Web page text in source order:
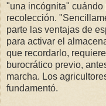
"una incógnita"
recolección.
parte las ventajas de
para activar el
que recordarlo,
burocrático previo,
marcha. Los
fundamentó.